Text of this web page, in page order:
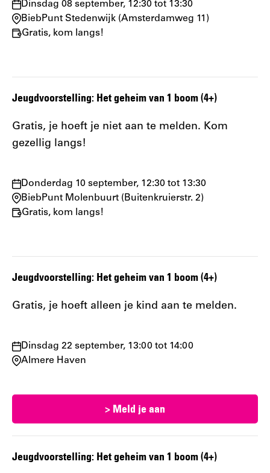
Waar
en
wanneer:
Dinsdag 08 september, 12:30 tot 13:30
BiebPunt Stedenwijk (Amsterdamweg 11)
Gratis, kom langs!
Jeugdvoorstelling: Het geheim van 1 boom (4+)
Gratis, je hoeft je niet aan te melden. Kom
gezellig langs!
Waar
en
wanneer:
Donderdag 10 september, 12:30 tot 13:30
BiebPunt Molenbuurt (Buitenkruierstr. 2)
Gratis, kom langs!
Jeugdvoorstelling: Het geheim van 1 boom (4+)
Gratis, je hoeft alleen je kind aan te melden.
Waar
en
Dinsdag 22 september, 13:00 tot 14:00
Almere Haven
> Meld je aan
Jeugdvoorstelling: Het geheim van 1 boom (4+)